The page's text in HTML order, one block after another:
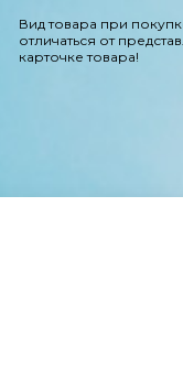
Вид товара при
отличаться от
карточке товара!